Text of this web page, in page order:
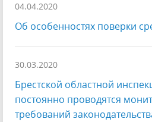
04.04.2020
Об особенностях поверки
30.03.2020
Брестской областной
постоянно проводятся
требований